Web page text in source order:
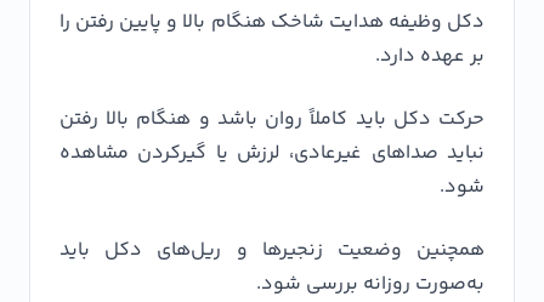
دکل وظیفه هدایت شاخک هنگام بالا و پایین رفتن را
بر عهده دارد.
حرکت دکل باید کاملاً روان باشد و هنگام بالا رفتن
نباید صداهای غیرعادی، لرزش یا گیرکردن مشاهده
شود.
همچنین وضعیت زنجیرها و ریل‌های دکل باید
به‌صورت روزانه بررسی شود.